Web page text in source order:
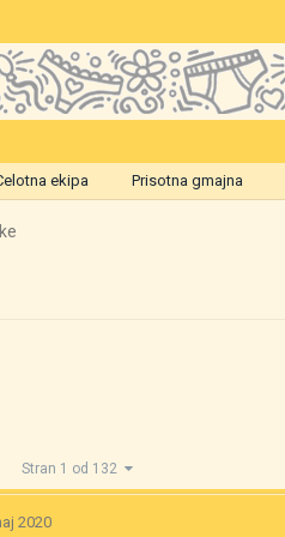
ekipa Prisotna gmajna
Stran 1 od 132
2020